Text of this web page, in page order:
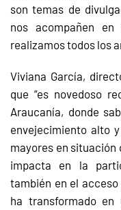
son temas de
nos acompañen
realizamos todos los
Viviana García,
que “es novedoso
Araucanía, donde
envejecimiento alto
mayores en situación
impacta en la
también en el
ha transformado en